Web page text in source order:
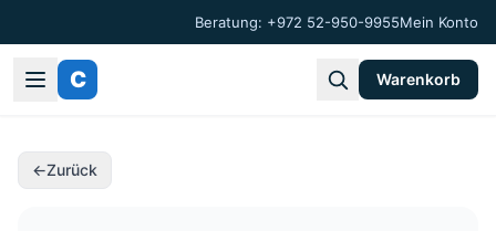
Beratung: +972 52-950-9955Mein Konto
C Warenkorb
←Zurück